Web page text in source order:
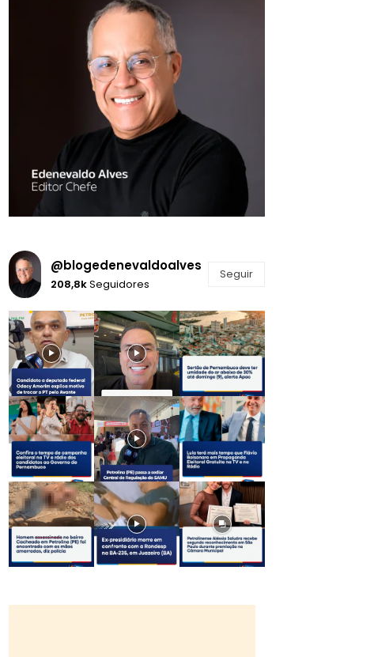
@blogedenevaldoalves
208,8kSeguidores
Seguir